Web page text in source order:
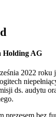
Holding AG
2022 roku
ds. audytu
prezesem bez